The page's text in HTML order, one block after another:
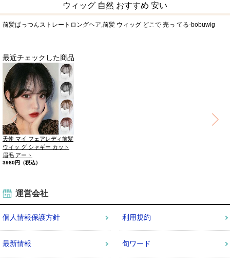
ウィッグ 自然 おすすめ 安い
前髪ぱっつんストレートロングヘア,前髪 ウィッグ どこで 売っ てる-bobuwig
最近チェックした商品
天使 マイ フェアレディ前髪
ウィッ グ シャギー カット
眉毛 アート
3980円（税込）
運営会社
個人情報保護方針 利用規約
最新情報 旬ワード